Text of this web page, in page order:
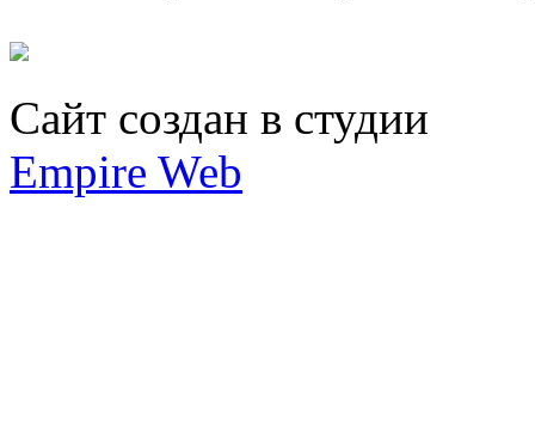
Сайт создан в студии
Empire Web